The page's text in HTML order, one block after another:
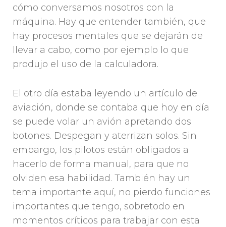
cómo conversamos nosotros con la
máquina. Hay que entender también, que
hay procesos mentales que se dejarán de
llevar a cabo, como por ejemplo lo que
produjo el uso de la calculadora.
El otro día estaba leyendo un artículo de
aviación, donde se contaba que hoy en día
se puede volar un avión apretando dos
botones. Despegan y aterrizan solos. Sin
embargo, los pilotos están obligados a
hacerlo de forma manual, para que no
olviden esa habilidad. También hay un
tema importante aquí, no pierdo funciones
importantes que tengo, sobretodo en
momentos críticos para trabajar con esta